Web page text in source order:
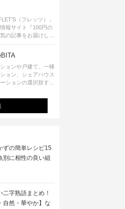
賃貸でも自分らしい
のヒントをお届けし
（フレッツ）」
報サイト『100円の
の記事をお届けしま
ョンや戸建て、一棟
ョン、シェアハウス
ションの選択肢すべ
など、「住む」だけ
遊ぶ」「学ぶ」「旅
でも、暮らしや生き
ずの簡単レシピ15
別に相性の良い組
二字熟語まとめ！
自然・華やか】な